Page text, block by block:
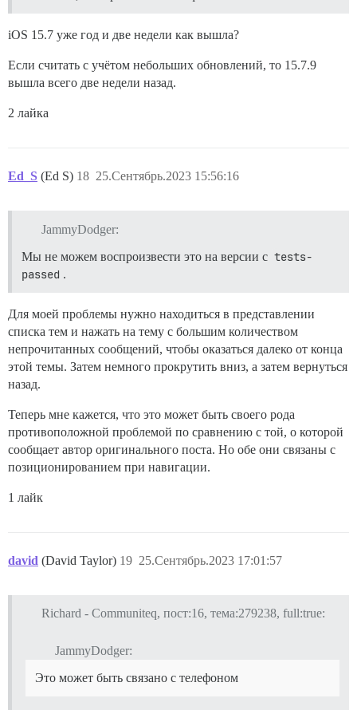
iOS 15.7 уже год и две недели как вышла?
Если считать с учётом небольших обновлений, то 15.7.9
вышла всего две недели назад.
2 лайка
Ed_S (Ed S) 25.Сентябрь.2023 15:56:16
18
JammyDodger:
Мы не можем воспроизвести это на версии с tests-
passed .
Для моей проблемы нужно находиться в представлении
списка тем и нажать на тему с большим количеством
непрочитанных сообщений, чтобы оказаться далеко от конца
этой темы. Затем немного прокрутить вниз, а затем вернуться
назад.
Теперь мне кажется, что это может быть своего рода
противоположной проблемой по сравнению с той, о которой
сообщает автор оригинального поста. Но обе они связаны с
позиционированием при навигации.
1 лайк
david (David Taylor) 25.Сентябрь.2023 17:01:57
19
Richard - Communiteq, пост:16, тема:279238, full:true:
JammyDodger:
Это может быть связано с телефоном